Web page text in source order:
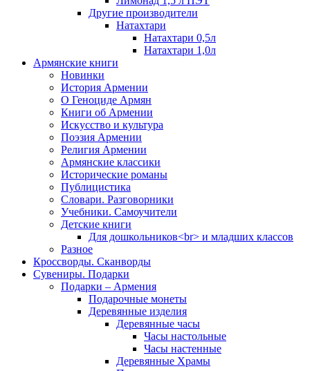
Другие производители
Натахтари
Натахтари 0,5л
Натахтари 1,0л
Армянские книги
Новинки
История Армении
О Геноциде Армян
Книги об Армении
Иcкусство и культура
Поэзия Армении
Религия Армении
Армянские классики
Исторические романы
Публицистика
Словари. Разговорники
Учебники. Самоучители
Детские книги
Для дошкольников<br> и младших классов
Разное
Кроссворды. Сканворды
Сувениры. Подарки
Подарки – Армения
Подарочные монеты
Деревянные изделия
Деревянные часы
Часы настольные
Часы настенные
Деревянные Храмы